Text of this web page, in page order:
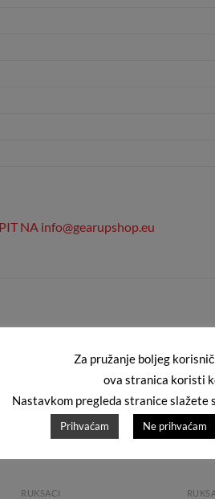
NA info@gearupshop.eu
PREDNARUDŽBA
Add to
Wishlist
RUKSACI
Za pružanje boljeg
ova stranica koristi
Nastavkom pregleda stranice slažete
Prihvaćam Ne prihvaćam